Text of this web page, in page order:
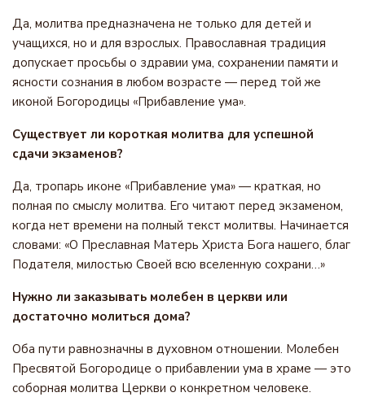
Да, молитва предназначена не только для детей и
учащихся, но и для взрослых. Православная традиция
допускает просьбы о здравии ума, сохранении памяти и
ясности сознания в любом возрасте — перед той же
иконой Богородицы «Прибавление ума».
Существует ли короткая молитва для успешной
сдачи экзаменов?
Да, тропарь иконе «Прибавление ума» — краткая, но
полная по смыслу молитва. Его читают перед экзаменом,
когда нет времени на полный текст молитвы. Начинается
словами: «О Преславная Матерь Христа Бога нашего, благ
Подателя, милостью Своей всю вселенную сохрани…»
Нужно ли заказывать молебен в церкви или
достаточно молиться дома?
Оба пути равнозначны в духовном отношении. Молебен
Пресвятой Богородице о прибавлении ума в храме — это
соборная молитва Церкви о конкретном человеке.